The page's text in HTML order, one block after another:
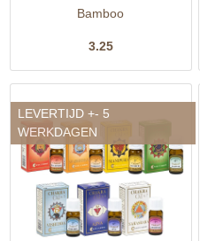
Bamboo
3.25
LEVERTIJD +- 5
WERKDAGEN